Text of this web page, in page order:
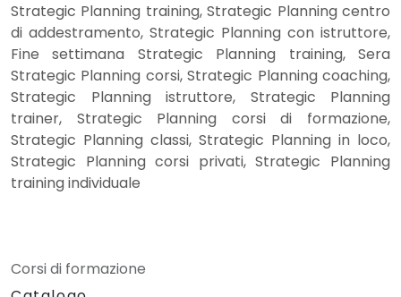
Strategic Planning training, Strategic Planning centro
di addestramento, Strategic Planning con istruttore,
Fine settimana Strategic Planning training, Sera
Strategic Planning corsi, Strategic Planning coaching,
Strategic Planning istruttore, Strategic Planning
trainer, Strategic Planning corsi di formazione,
Strategic Planning classi, Strategic Planning in loco,
Strategic Planning corsi privati, Strategic Planning
training individuale
Corsi di formazione